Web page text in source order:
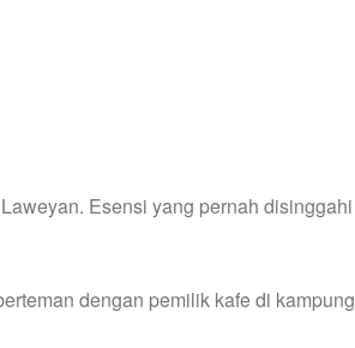
Esensi yang pernah disinggahi
dengan pemilik kafe di kampung